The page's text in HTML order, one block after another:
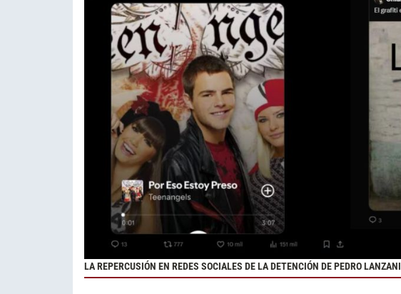
LA REPERCUSIÓN EN REDES SOCIALES DE LA DETENCIÓN DE PEDRO LANZANI